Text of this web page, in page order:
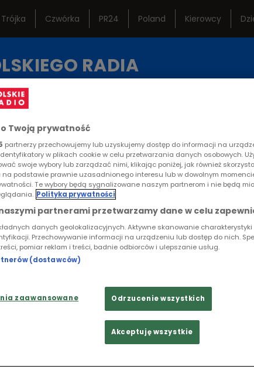
Trójka Czwórka PR24 Poland Kierowcy
Polskiego Radia
RADIA
więzienny
DOKUMENTU
w Białymstoku siedzi 40 kobiet, większość z nich
roczny program resocjalizacji "Uniwersytet
z tych kobiet jest ofiarami przemocy w rodzinie.
przeniosły ze swoich domów - wzorce agresji,
Twoją prywatność
partnerzy przechowujemy lub uzyskujemy dostęp do informacji na
w plikach cookie w celu przetwarzania danych osobowych.
swoje wybory lub zarządzać nimi, klikając poniżej, jak również
na podstawie prawnie uzasadnionego interesu lub w dowolnym
Te wybory będą sygnalizowane naszym partnerom i nie będą
Polityka prywatności
partnerami przetwarzamy dane w celu
danych geolokalizacyjnych. Aktywne skanowanie
Przechowywanie informacji na urządzeniu lub dostęp do nich.
pomiar reklam i treści, badnie odbiorców i ulepszanie usług.
(dostawców)
zaawansowane Odrzucenie wszystkich
Akceptuję wszystkie